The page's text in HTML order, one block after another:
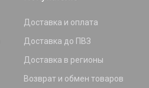
Доставка и оплата
Доставка до ПВЗ
Доставка в регионы
Возврат и обмен товаров